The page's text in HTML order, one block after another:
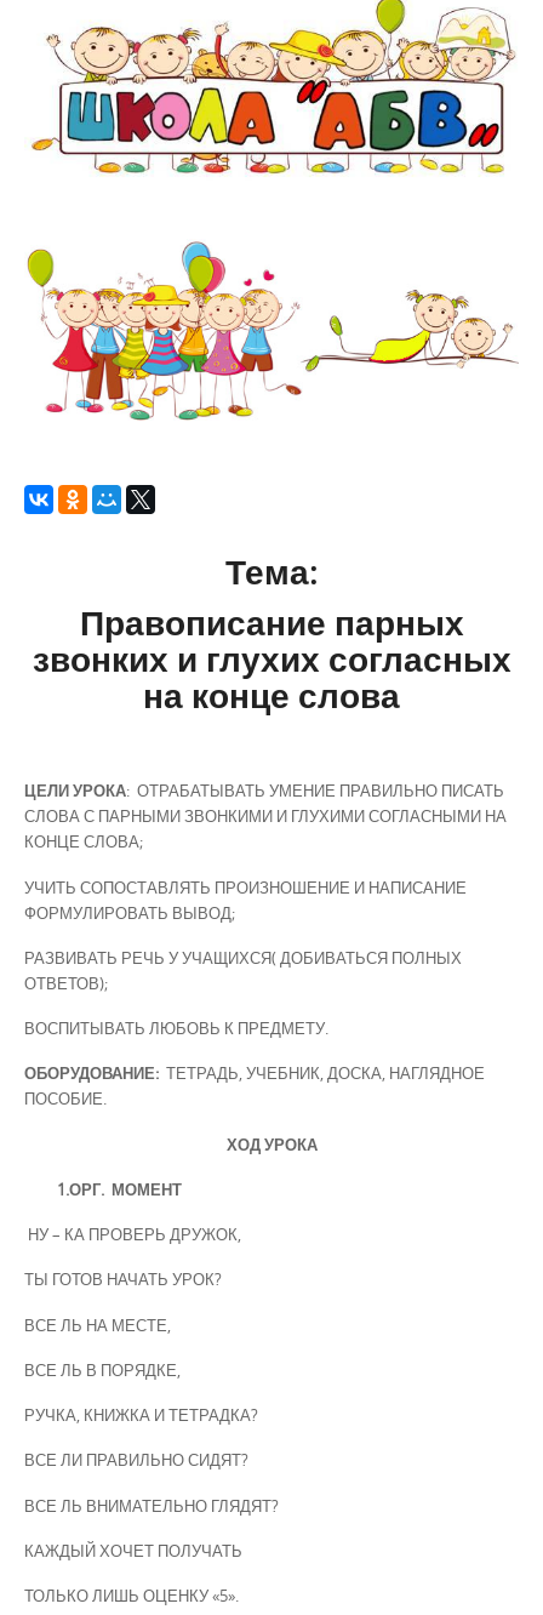
Тема:
Правописание парных
звонких и глухих согласных
на конце слова
ЦЕЛИ УРОКА: ОТРАБАТЫВАТЬ УМЕНИЕ ПРАВИЛЬНО ПИСАТЬ
СЛОВА С ПАРНЫМИ ЗВОНКИМИ И ГЛУХИМИ СОГЛАСНЫМИ НА
КОНЦЕ СЛОВА;
УЧИТЬ СОПОСТАВЛЯТЬ ПРОИЗНОШЕНИЕ И НАПИСАНИЕ
ФОРМУЛИРОВАТЬ ВЫВОД;
РАЗВИВАТЬ РЕЧЬ У УЧАЩИХСЯ( ДОБИВАТЬСЯ ПОЛНЫХ
ОТВЕТОВ);
ВОСПИТЫВАТЬ ЛЮБОВЬ К ПРЕДМЕТУ.
ОБОРУДОВАНИЕ: ТЕТРАДЬ, УЧЕБНИК, ДОСКА, НАГЛЯДНОЕ
ПОСОБИЕ.
ХОД УРОКА
1.ОРГ. МОМЕНТ
НУ – КА ПРОВЕРЬ ДРУЖОК,
ТЫ ГОТОВ НАЧАТЬ УРОК?
ВСЕ ЛЬ НА МЕСТЕ,
ВСЕ ЛЬ В ПОРЯДКЕ,
РУЧКА, КНИЖКА И ТЕТРАДКА?
ВСЕ ЛИ ПРАВИЛЬНО СИДЯТ?
ВСЕ ЛЬ ВНИМАТЕЛЬНО ГЛЯДЯТ?
КАЖДЫЙ ХОЧЕТ ПОЛУЧАТЬ
ТОЛЬКО ЛИШЬ ОЦЕНКУ «5».